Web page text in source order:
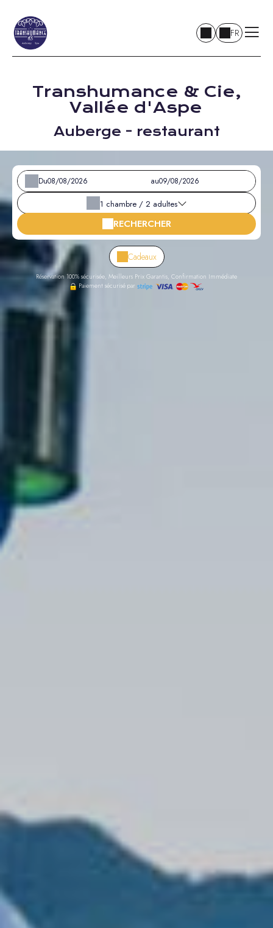
FR
Transhumance & Cie,
Vallée d'Aspe
Auberge - restaurant
Du au
1 chambre / 2 adultes
RECHERCHER
Cadeaux
Réservation 100% sécurisée, Meilleurs Prix Garantis, Confirmation Immédiate
Paiement sécurisé par